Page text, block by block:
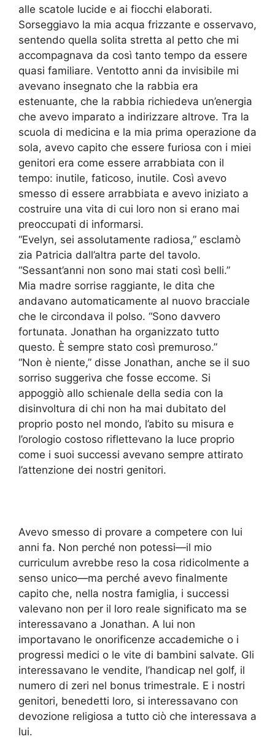
alle scatole lucide e ai fiocchi elaborati.
Sorseggiavo la mia acqua frizzante e osservavo,
sentendo quella solita stretta al petto che mi
accompagnava da così tanto tempo da essere
quasi familiare. Ventotto anni da invisibile mi
avevano insegnato che la rabbia era
estenuante, che la rabbia richiedeva un’energia
che avevo imparato a indirizzare altrove. Tra la
scuola di medicina e la mia prima operazione da
sola, avevo capito che essere furiosa con i miei
genitori era come essere arrabbiata con il
tempo: inutile, faticoso, inutile. Così avevo
smesso di essere arrabbiata e avevo iniziato a
costruire una vita di cui loro non si erano mai
preoccupati di informarsi.
“Evelyn, sei assolutamente radiosa,” esclamò
zia Patricia dall’altra parte del tavolo.
“Sessant’anni non sono mai stati così belli.”
Mia madre sorrise raggiante, le dita che
andavano automaticamente al nuovo bracciale
che le circondava il polso. “Sono davvero
fortunata. Jonathan ha organizzato tutto
questo. È sempre stato così premuroso.”
“Non è niente,” disse Jonathan, anche se il suo
sorriso suggeriva che fosse eccome. Si
appoggiò allo schienale della sedia con la
disinvoltura di chi non ha mai dubitato del
proprio posto nel mondo, l’abito su misura e
l’orologio costoso riflettevano la luce proprio
come i suoi successi avevano sempre attirato
l’attenzione dei nostri genitori.
Avevo smesso di provare a competere con lui
anni fa. Non perché non potessi—il mio
curriculum avrebbe reso la cosa ridicolmente a
senso unico—ma perché avevo finalmente
capito che, nella nostra famiglia, i successi
valevano non per il loro reale significato ma se
interessavano a Jonathan. A lui non
importavano le onorificenze accademiche o i
progressi medici o le vite di bambini salvate. Gli
interessavano le vendite, l’handicap nel golf, il
numero di zeri nel bonus trimestrale. E i nostri
genitori, benedetti loro, si interessavano con
devozione religiosa a tutto ciò che interessava a
lui.